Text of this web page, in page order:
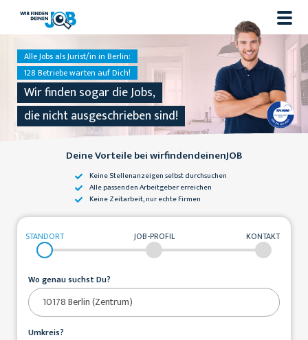
Alle Jobs als Jurist/in in Berlin:
128 Betriebe warten auf Dich!
Wir finden sogar die Jobs,
die nicht ausgeschrieben sind!
Deine Vorteile bei wirfindendeinenJOB
Keine Stellenanzeigenselbst durchsuchen
Alle passendenArbeitgeber erreichen
Keine Zeitarbeit,nur echte Firmen
STANDORT JOB-PROFIL KONTAKT
Wo genau suchst Du?
Umkreis?